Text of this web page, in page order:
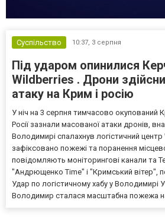
Суспільство 10:37, 3 серпня
Під ударом опинилися
Wildberries . Дрони
атаку на Крим і росію
У ніч на 3 серпня тимчасово окупований
Росії зазнали масованої атаки дронів,
Володимирі спалахнув логістичний
зафіксовано пожежі та поранення
повідомляють моніторингові канали та
"Андрющенко Time" і "Кримський вітер",
Удар по логістичному хабу у Володимирі
Володимир сталася масштабна пожежа на